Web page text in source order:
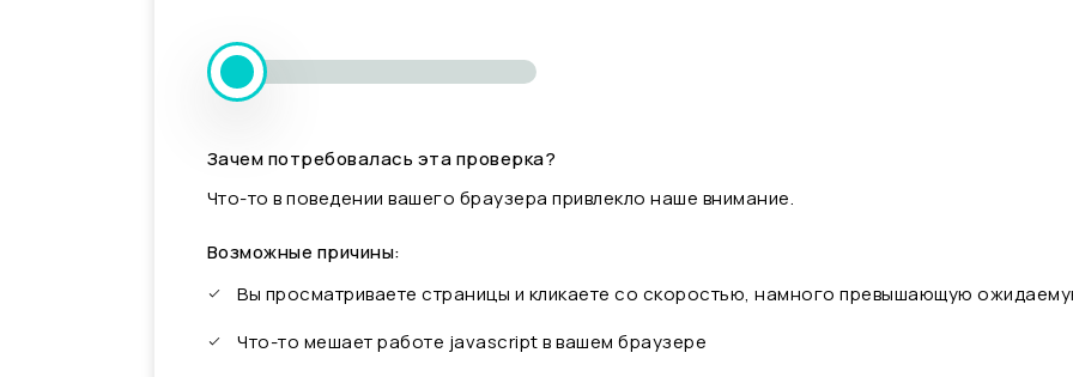
Зачем потребовалась эта проверка?
Что-то в поведении вашего браузера привлекло наше внимание.
Возможные причины:
Вы просматриваете страницы и кликаете со скоростью, намного превышающую
Что-то мешает работе javascript в вашем браузере